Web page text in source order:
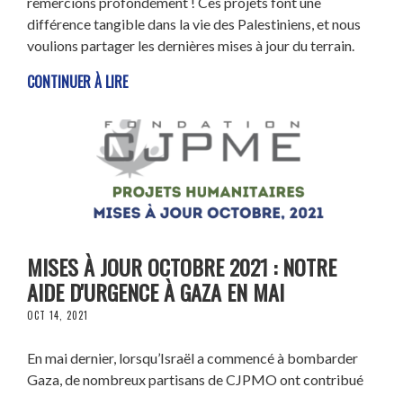
différence tangible dans la vie des Palestiniens, et nous
voulions partager les dernières mises à jour du terrain.
CONTINUER À LIRE
MISES À JOUR OCTOBRE 2021 : NOTRE
AIDE D'URGENCE À GAZA EN MAI
OCT 14, 2021
En mai dernier, lorsqu’Israël a commencé à bombarder
Gaza, de nombreux partisans de CJPMO ont contribué